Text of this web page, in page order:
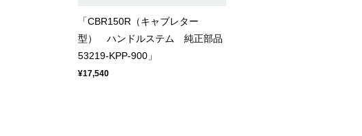
「CBR150R（キャブレター
型） ハンドルステム 純正部品
53219-KPP-900」
¥17,540